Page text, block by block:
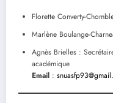
Florette Converty-
Marlène Boulange-
Agnès Brielles :
académique
Email :